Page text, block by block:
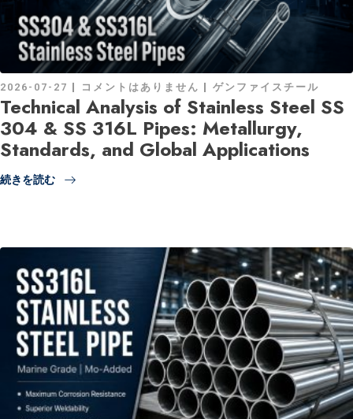
2026-07-27 コメントはありません ゲンファイスチール
Technical Analysis of Stainless Steel SS
304 & SS 316L Pipes: Metallurgy,
Standards, and Global Applications
続きを読む